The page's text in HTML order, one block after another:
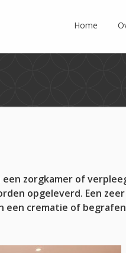
Home
zorgkamer of
opgeleverd. Een
een crematie of